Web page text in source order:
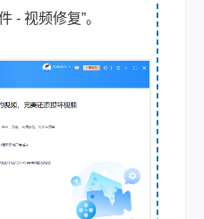
- 视频修复”。